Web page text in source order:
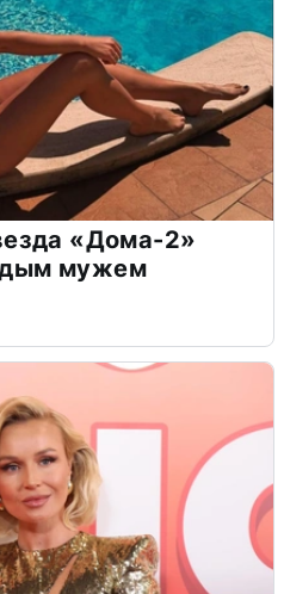
«Дома-2»
мужем